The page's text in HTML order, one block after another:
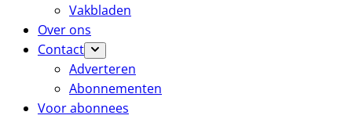
Vakbladen
Over ons
Contact
Adverteren
Abonnementen
Voor abonnees